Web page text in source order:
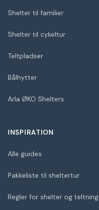
Shelter til familier
Shelter til cykeltur
Teltpladser
Bålhytter
Arla ØKO Shelters
INSPIRATION
Alle guides
Pakkeliste til sheltertur
Regler for shelter og teltning